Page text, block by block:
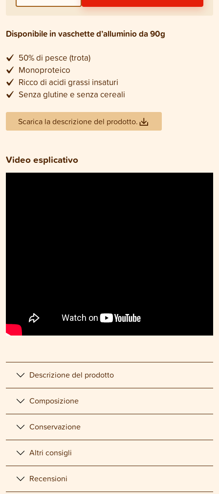
Disponibile in vaschette d’alluminio da 90g
50% di pesce (trota)
Monoproteico
Ricco di acidi grassi insaturi
Senza glutine e senza cereali
Scarica la descrizione del prodotto.
Video esplicativo
Descrizione del prodotto
Composizione
Conservazione
Altri consigli
Recensioni